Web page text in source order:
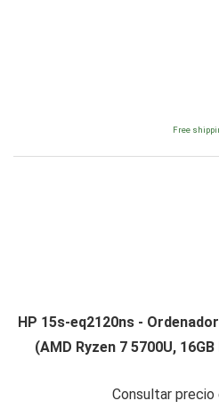
Free
HP 15s-eq2120ns -
(AMD Ryzen 7 5700U,
Consultar precio